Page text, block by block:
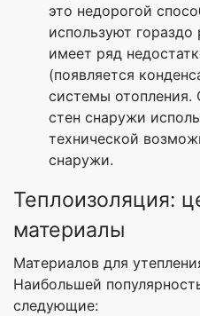
это недорогой
используют
имеет ряд
(появляется
системы отопления.
стен снаружи
технической
снаружи.
Теплоизоляция:
материалы
Материалов для
Наибольшей
следующие: